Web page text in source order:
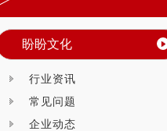
盼盼文化
行业资讯
常见问题
企业动态